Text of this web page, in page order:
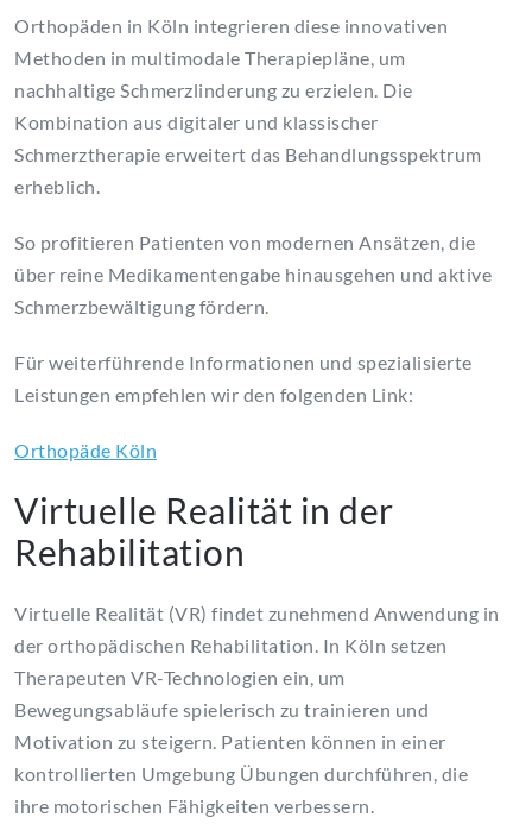
Orthopäden in Köln integrieren diese innovativen
Methoden in multimodale Therapiepläne, um
nachhaltige Schmerzlinderung zu erzielen. Die
Kombination aus digitaler und klassischer
Schmerztherapie erweitert das Behandlungsspektrum
erheblich.
So profitieren Patienten von modernen Ansätzen, die
über reine Medikamentengabe hinausgehen und aktive
Schmerzbewältigung fördern.
Für weiterführende Informationen und spezialisierte
Leistungen empfehlen wir den folgenden Link:
Orthopäde Köln
Virtuelle Realität in der
Rehabilitation
Virtuelle Realität (VR) findet zunehmend Anwendung in
der orthopädischen Rehabilitation. In Köln setzen
Therapeuten VR-Technologien ein, um
Bewegungsabläufe spielerisch zu trainieren und
Motivation zu steigern. Patienten können in einer
kontrollierten Umgebung Übungen durchführen, die
ihre motorischen Fähigkeiten verbessern.